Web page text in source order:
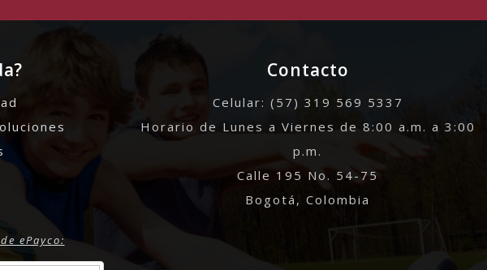
Contacto
Celular: (57) 319 569 5337
Horario de Lunes a Viernes de 8:00 a.m. a 3:00
p.m.
Calle 195 No. 54-75
Bogotá, Colombia
ePayco: